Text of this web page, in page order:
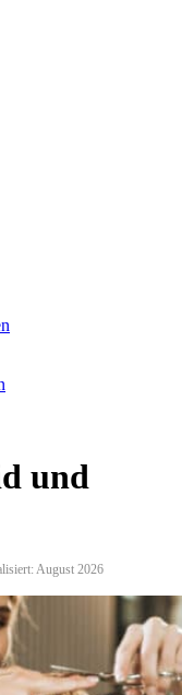
und
August 2026